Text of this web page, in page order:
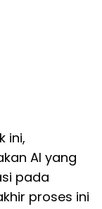
ini,
AI yang
pada
proses ini